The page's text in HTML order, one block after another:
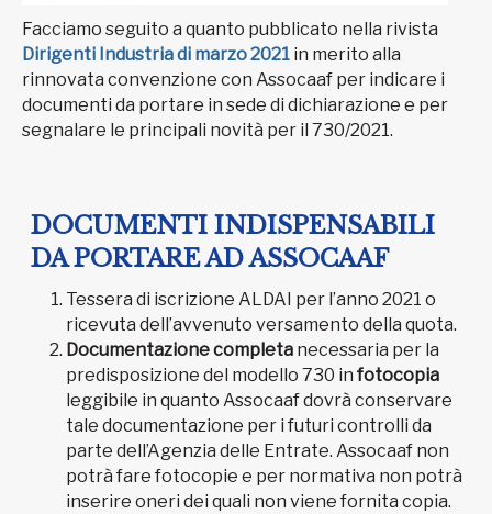
Facciamo seguito a quanto pubblicato nella rivista
Dirigenti Industria di marzo 2021 in merito alla
rinnovata convenzione con Assocaaf per indicare i
documenti da portare in sede di dichiarazione e per
segnalare le principali novità per il 730/2021.
DOCUMENTI INDISPENSABILI
DA PORTARE AD ASSOCAAF
Tessera di iscrizione ALDAI per l’anno 2021 o
ricevuta dell’avvenuto versamento della quota.
Documentazione completa necessaria per la
predisposizione del modello 730 in fotocopia
leggibile in quanto Assocaaf dovrà conservare
tale documentazione per i futuri controlli da
parte dell’Agenzia delle Entrate. Assocaaf non
potrà fare fotocopie e per normativa non potrà
inserire oneri dei quali non viene fornita copia.